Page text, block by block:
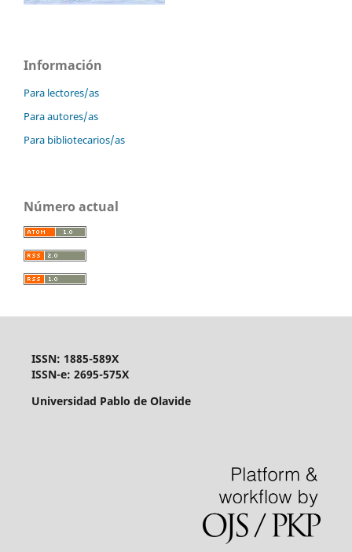
Información
Para lectores/as
Para autores/as
Para bibliotecarios/as
Número actual
ISSN: 1885-589X
ISSN-e: 2695-575X
Universidad Pablo de Olavide